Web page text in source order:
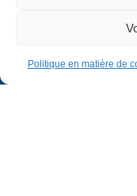
Politique en matière de
Entreprise